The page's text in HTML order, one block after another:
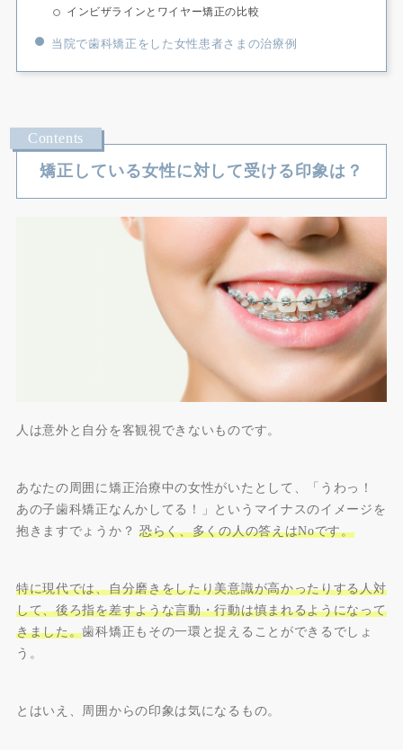
インビザラインとワイヤー矯正の比較
当院で歯科矯正をした女性患者さまの治療例
矯正している女性に対して受ける印象は？
人は意外と自分を客観視できないものです。
あなたの周囲に矯正治療中の女性がいたとして、「うわっ！
あの子歯科矯正なんかしてる！」というマイナスのイメージを
抱きますでょうか？ 恐らく、多くの人の答えはNoです。
特に現代では、自分磨きをしたり美意識が高かったりする人対
して、後ろ指を差すような言動・行動は慎まれるようになって
きました。歯科矯正もその一環と捉えることができるでしょ
う。
とはいえ、周囲からの印象は気になるもの。